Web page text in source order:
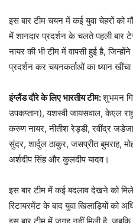
इस बार टीम चयन में कई युवा चेहरों को
में शानदार प्रदर्शन के चलते पहली बार
नायर की भी टीम में वापसी हुई है,
प्रदर्शन कर चयनकर्ताओं का ध्यान खींचा
इंग्लैंड दौरे के लिए भारतीय टीम:शुभमन
उपकप्तान), यशस्वी जायसवाल, केएल
करुण नायर, नीतीश रेड्डी, रवींद्र
सुंदर, शार्दुल ठाकुर, जसप्रीत बुमराह,
अर्शदीप सिंह और कुलदीप यादव।
इस बार टीम में कई बदलाव देखने को मिले
रिटायरमेंट के बाद युवा खिलाड़ियों को